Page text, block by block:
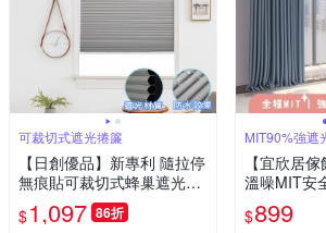
可裁切式遮光捲簾
【日創優品】新專利 隨拉停
無痕貼可裁切式蜂巢遮光捲
簾122*163(蜂巢捲簾/遮光
簾/百摺簾/窗簾/門簾)
$1,097 86折
MIT90%強遮
【宜欣居
溫噪MIT安
簾-
總寬
$899